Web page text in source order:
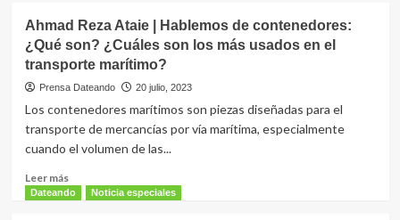
cuántos
tipos
existen?
Ataie
Bandari
|
Blockchain
Transporte
Marítimo:
¡Aplicaciones
beneficios!
Ahmad Reza Ataie | Hablemos de contenedores:
¿Qué son? ¿Cuáles son los más usados en el
transporte marítimo?
Prensa Dateando 20 julio, 2023
Los contenedores marítimos son piezas diseñadas para el
transporte de mercancías por vía marítima, especialmente
cuando el volumen de las...
Leer másLeer
más
Dateando Noticia especiales